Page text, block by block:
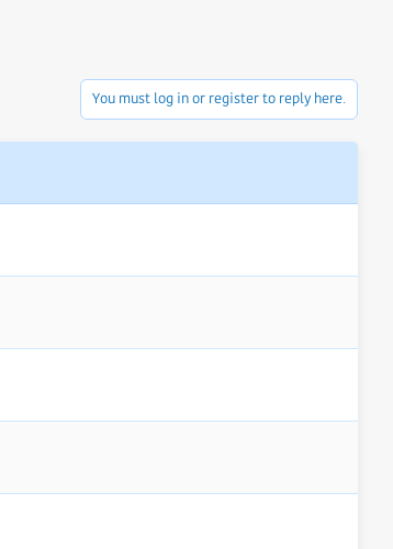
You must log in or register to reply here.